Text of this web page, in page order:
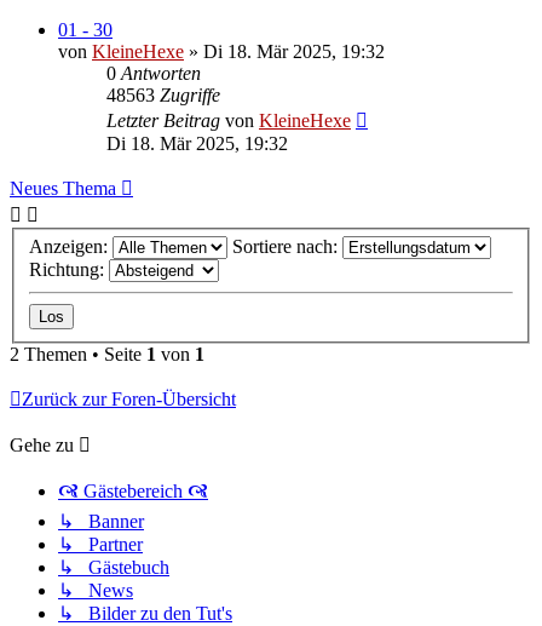
01 - 30
von KleineHexe » Di 18. Mär 2025, 19:32
0 Antworten
48563 Zugriffe
Letzter Beitrag von KleineHexe
Di 18. Mär 2025, 19:32
Neues Thema
Anzeigen:
Sortiere nach:
Richtung:
2 Themen • Seite 1 von 1
Zurück zur Foren-Übersicht
Gehe zu
🙧 Gästebereich 🙧
↳ Banner
↳ Partner
↳ Gästebuch
↳ News
↳ Bilder zu den Tut's